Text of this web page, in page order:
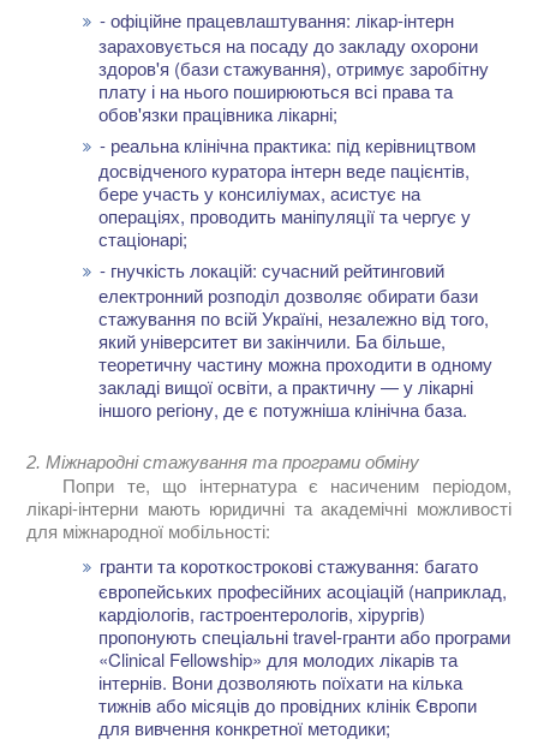
- офіційне працевлаштування: лікар-інтерн
зараховується на посаду до закладу охорони
здоров'я (бази стажування), отримує заробітну
плату і на нього поширюються всі права та
обов'язки працівника лікарні;
- реальна клінічна практика: під керівництвом
досвідченого куратора інтерн веде пацієнтів,
бере участь у консиліумах, асистує на
операціях, проводить маніпуляції та чергує у
стаціонарі;
- гнучкість локацій: сучасний рейтинговий
електронний розподіл дозволяє обирати бази
стажування по всій Україні, незалежно від того,
який університет ви закінчили. Ба більше,
теоретичну частину можна проходити в одному
закладі вищої освіти, а практичну — у лікарні
іншого регіону, де є потужніша клінічна база.
2. Міжнародні стажування та програми обміну
Попри те, що інтернатура є насиченим періодом,
лікарі-інтерни мають юридичні та академічні можливості
для міжнародної мобільності:
гранти та короткострокові стажування: багато
європейських професійних асоціацій (наприклад,
кардіологів, гастроентерологів, хірургів)
пропонують спеціальні travel-гранти або програми
«Clinical Fellowship» для молодих лікарів та
інтернів. Вони дозволяють поїхати на кілька
тижнів або місяців до провідних клінік Європи
для вивчення конкретної методики;